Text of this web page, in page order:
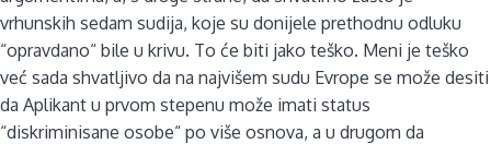
vrhunskih sedam sudija, koje su donijele prethodnu odluku
“opravdano“ bile u krivu. To će biti jako teško. Meni je teško
već sada shvatljivo da na najvišem sudu Evrope se može desiti
da Aplikant u prvom stepenu može imati status
“diskriminisane osobe“ po više osnova, a u drugom da